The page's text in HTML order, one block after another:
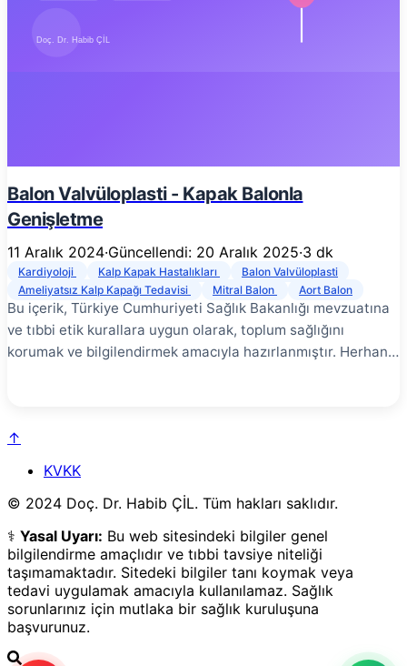
Balon Valvüloplasti - Kapak Balonla
Genişletme
11 Aralık 2024·Güncellendi: 20 Aralık 2025·3 dk
Kardiyoloji Kalp Kapak Hastalıkları
Balon Valvüloplasti
Ameliyatsız Kalp Kapağı Tedavisi
Mitral Balon Aort Balon
Bu içerik, Türkiye Cumhuriyeti Sağlık Bakanlığı mevzuatına
ve tıbbi etik kurallara uygun olarak, toplum sağlığını
korumak ve bilgilendirmek amacıyla hazırlanmıştır. Herhangi
kullanılarak genişletilmesi işlemidir. Özellikle mitral ve
pulmoner kapak darlıklarında etkili bir tedavi yöntemidir.
↑
KVKK
© 2024 Doç. Dr. Habib ÇİL. Tüm hakları saklıdır.
⚕️ Yasal Uyarı: Bu web sitesindeki bilgiler genel
bilgilendirme amaçlıdır ve tıbbi tavsiye niteliği
taşımamaktadır. Sitedeki bilgiler tanı koymak veya
tedavi uygulamak amacıyla kullanılamaz. Sağlık
sorunlarınız için mutlaka bir sağlık kuruluşuna
başvurunuz.